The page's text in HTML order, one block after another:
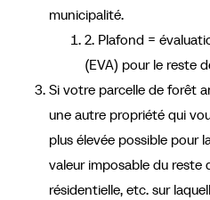
municipalité.
2. Plafond =
(EVA) pour le reste
Si votre parcelle de forêt
une autre propriété qui
plus élevée possible pour
valeur imposable du reste
résidentielle, etc. sur